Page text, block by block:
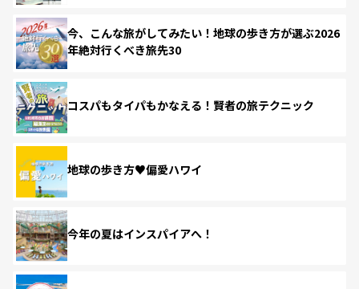
今、こんな旅がしてみたい！地球の歩き方が選ぶ2026
年絶対行くべき旅先30
コスパもタイパもかなえる！賢者の旅テクニック
地球の歩き方♥偏愛ハワイ
今年の夏はインスパイアへ！